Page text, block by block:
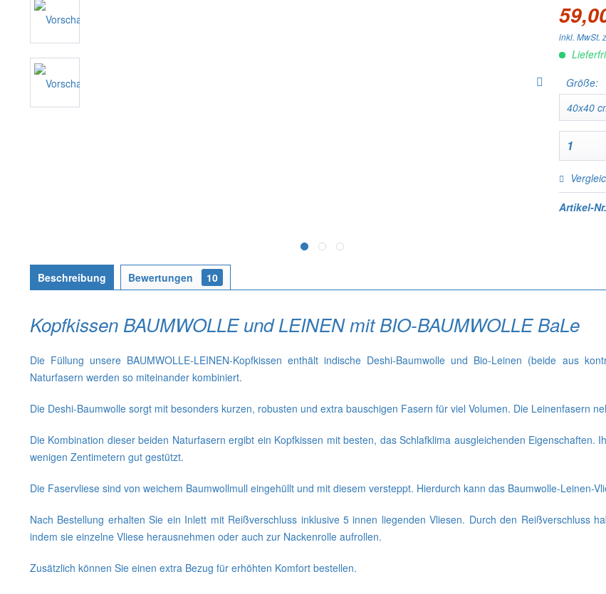
inkl. MwSt.
Größe:
Artikel-
Beschreibung Bewertungen 10
Kopfkissen BAUMWOLLE und LEINEN mit BIO-BAUMWOLLE BaLe
Die Füllung unsere BAUMWOLLE-LEINEN-Kopfkissen enthält indische Deshi-Baumwolle und Bio-Leinen (beide aus
Naturfasern werden so miteinander kombiniert.
Die Deshi-Baumwolle sorgt mit besonders kurzen, robusten und extra bauschigen Fasern für viel Volumen. Die Leinenfasern
Die Kombination dieser beiden Naturfasern ergibt ein Kopfkissen mit besten, das Schlafklima ausgleichenden
wenigen Zentimetern gut gestützt.
Die Faservliese sind von weichem Baumwollmull eingehüllt und mit diesem versteppt. Hierdurch kann das Baumwolle-Leinen-
Nach Bestellung erhalten Sie ein Inlett mit Reißverschluss inklusive 5 innen liegenden Vliesen. Durch den Reißverschluss
indem sie einzelne Vliese herausnehmen oder auch zur Nackenrolle aufrollen.
Zusätzlich können Sie einen extra Bezug für erhöhten Komfort bestellen.